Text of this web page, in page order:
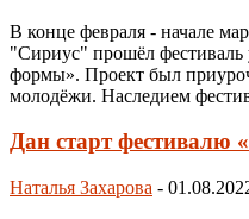
В конце февраля - начале
"Сириус" прошёл фестиваль
формы». Проект был
молодёжи. Наследием
Дан старт фестивалю
Наталья Захарова -